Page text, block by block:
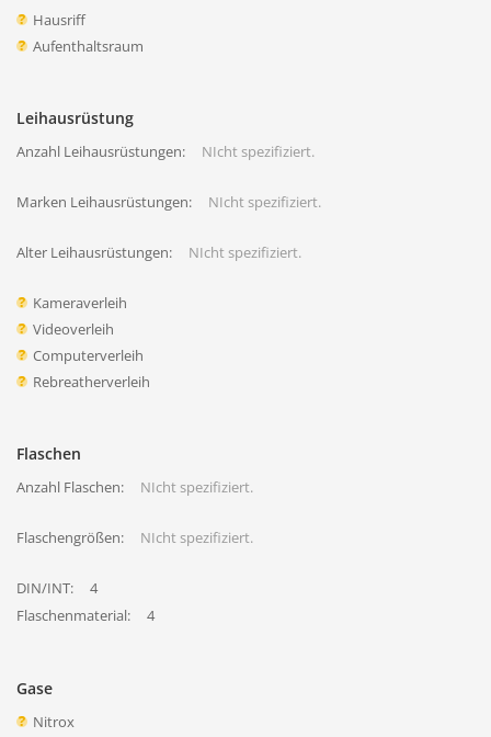
Hausriff
Aufenthaltsraum
Leihausrüstung
Anzahl Leihausrüstungen: NIcht spezifiziert.
Marken Leihausrüstungen: NIcht spezifiziert.
Alter Leihausrüstungen: NIcht spezifiziert.
Kameraverleih
Videoverleih
Computerverleih
Rebreatherverleih
Flaschen
Anzahl Flaschen: NIcht spezifiziert.
Flaschengrößen: NIcht spezifiziert.
DIN/INT:
4
Flaschenmaterial:
4
Gase
Nitrox